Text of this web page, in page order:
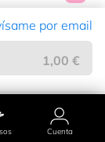
Cuenta
por email
1,00 €